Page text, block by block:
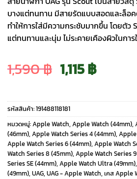
บางแต่ทนทาน มีสายรัดแบบสอดและล็อ
ทำให้การใส่มีความกระชับมากขึ้น โดยตัว
แต่ทนทานและนุ่ม ไม่ระคายเคืองผิวในการ
1,590฿ Original
price
was:
1,590 ฿.
1,115฿Current
price
is:
1,115 ฿.
รหัสสินค้า:191488118181
หมวดหมู่:Apple Watch, Apple Watch (44mm),
(46mm), Apple Watch Series 4 (44mm), Apple
Apple Watch Series 6 (44mm), Apple Watch
Watch Series 8 (45mm), Apple Watch Series
Series SE (44mm), Apple Watch Ultra (49mm),
(49mm), UAG, UAG - Apple Watch, เคส Apple